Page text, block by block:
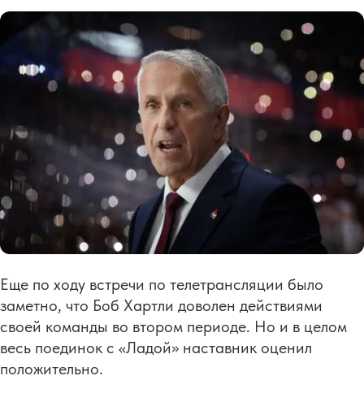
Еще по ходу встречи по телетрансляции было
заметно, что Боб Хартли доволен действиями
своей команды во втором периоде. Но и в целом
весь поединок с «Ладой» наставник оценил
положительно.